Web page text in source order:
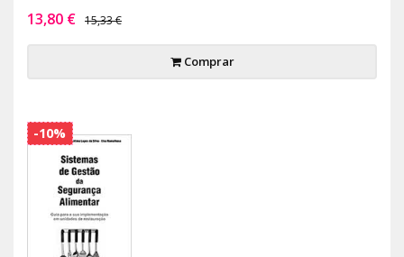
13,80 € 15,33 €
Comprar
-10%